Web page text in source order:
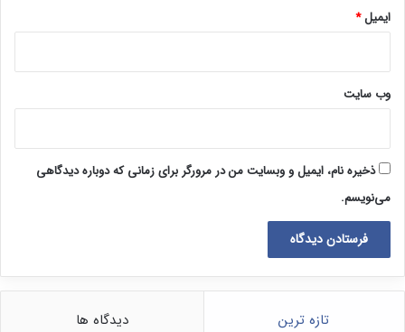
ایمیل*
وب‌ سایت
ذخیره نام، ایمیل و وبسایت من در مرورگر برای زمانی که دوباره دیدگاهی
می‌نویسم.
تازه ترین دیدگاه ها